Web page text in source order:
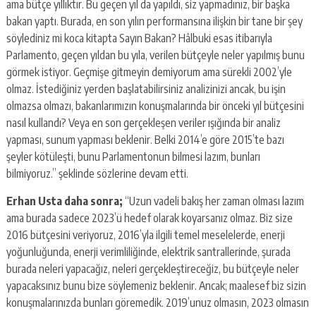
ama bütçe yıllıktır. Bu geçen yıl da yapıldı, siz yapmadınız, bir başka
bakan yaptı. Burada, en son yılın performansına ilişkin bir tane bir şey
söylediniz mi koca kitapta Sayın Bakan? Hâlbuki esas itibarıyla
Parlamento, geçen yıldan bu yıla, verilen bütçeyle neler yapılmış bunu
görmek istiyor. Geçmişe gitmeyin demiyorum ama sürekli 2002’yle
olmaz. İstediğiniz yerden başlatabilirsiniz analizinizi ancak, bu işin
olmazsa olmazı, bakanlarımızın konuşmalarında bir önceki yıl bütçesini
nasıl kullandı? Veya en son gerçekleşen veriler ışığında bir analiz
yapması, sunum yapması beklenir. Belki 2014’e göre 2015’te bazı
şeyler kötüleşti, bunu Parlamentonun bilmesi lazım, bunları
bilmiyoruz.” şeklinde sözlerine devam etti.
Erhan Usta daha sonra; “Uzun vadeli bakış her zaman olması lazım
ama burada sadece 2023’ü hedef olarak koyarsanız olmaz. Biz size
2016 bütçesini veriyoruz, 2016’yla ilgili temel meselelerde, enerji
yoğunluğunda, enerji verimliliğinde, elektrik santrallerinde, şurada
burada neleri yapacağız, neleri gerçekleştireceğiz, bu bütçeyle neler
yapacaksınız bunu bize söylemeniz beklenir. Ancak; maalesef biz sizin
konuşmalarınızda bunları göremedik. 2019’unuz olmasın, 2023 olmasın